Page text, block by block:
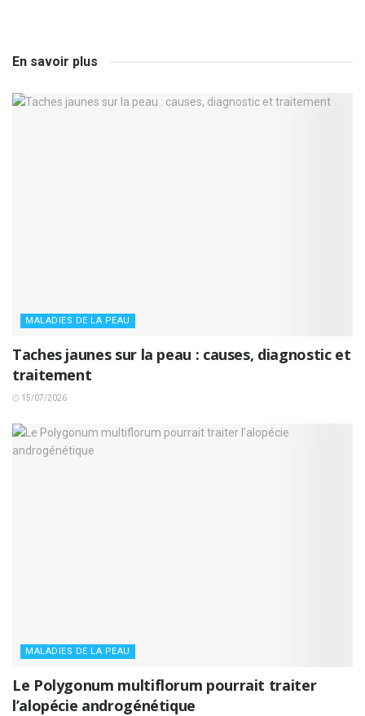
En savoir plus
MALADIES DE LA PEAU
Taches jaunes sur la peau : causes, diagnostic et
traitement
15/07/2026
MALADIES DE LA PEAU
Le Polygonum multiflorum pourrait traiter
l’alopécie androgénétique